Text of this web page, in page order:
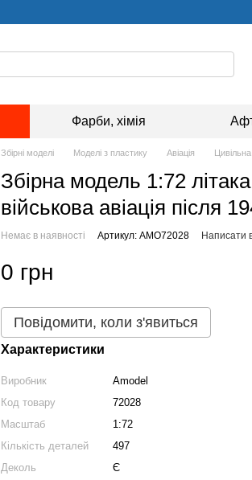
Фарби, хімія
Збірні моделі Моделі з пластику Авіація Цивільна
Збірна модель 1:72
військова авіація після
Немає в наявності Артикул: AMO72028 Написати
0 грн
Повідомити, коли з'явиться
Характеристики
Виробник
Amodel
Код товару
72028
Масштаб
1:72
Кількість деталей
497
Деколь
Є